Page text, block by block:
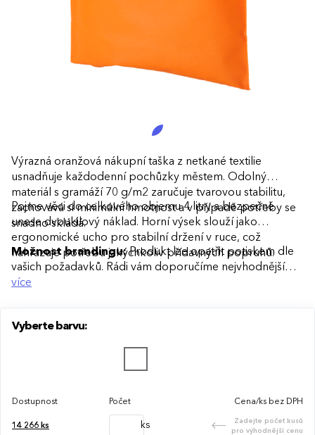
Výrazná oranžová nákupní taška z netkané textilie
usnadňuje každodenní pochůzky městem. Odolný
materiál s gramáží 70 g/m2 zaručuje tvarovou stabilitu,
zachovává si minimální hmotnost a v případě potřeby se
snadno skládá.
Pojme věci do celkového objemu 4 litry a bezpečně
unese dvoukilový náklad. Horní výsek slouží jako
ergonomické ucho pro stabilní držení v ruce, což
nahrazuje potřebu jakýchkoliv přídavných popruhů.
Možnost brandingu:Produkt lze opatřit potiskem dle
vašich požadavků. Rádi vám doporučíme nejvhodnější
technologii potisku s ohledem na design i váš rozpočet.
více
Vyberte barvu:
Dostupnost Počet Cena/ks bez DPH
14 266 ks ks
Zadejte počet kusů
pro výhodnější cenu